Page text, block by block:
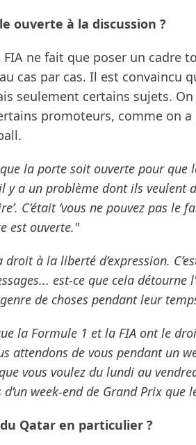
ouverte à la discussion ?
FIA ne fait que poser un cadre
cas par cas. Il est convaincu
seulement certains sujets.
promoteurs, comme on
la porte soit ouverte pour que
y a un problème dont ils veulent
C’était ’vous ne pouvez pas le
est ouverte."
droit à la liberté d’expression.
est-ce que cela détourne
de choses pendant leur
la Formule 1 et la FIA ont le
attendons de vous pendant un
vous voulez du lundi au
week-end de Grand Prix
Qatar en particulier ?